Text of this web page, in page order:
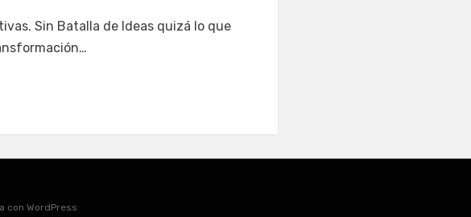
Sin Batalla de Ideas quizá lo que
con WordPress